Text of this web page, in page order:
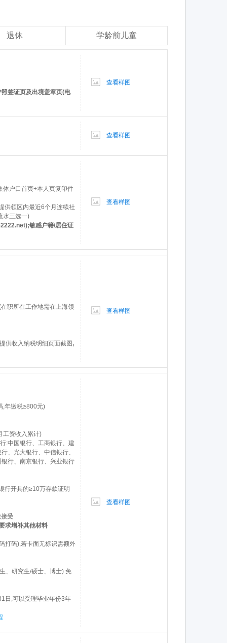
退休 学龄前儿童
签证页及出境盖章页(电
查看样图
查看样图
体户口首页+本人页复印件
供领区内最近6个月连续社
水三选一)
敏感户籍/居住证
查看样图
职所在工作地需在上海领
供收入纳税明细页面截图,
查看样图
,年缴税≥800元)
工资收入累计)
:中国银行、工商银行、建
、光大银行、中信银行、
行、南京银行、兴业银行
行开具的≥10万存款证明
受
求增补其他材料
打码),若卡面无标识需额外
、研究生/硕士、博士) 免
日,可以受理毕业年份3年
查看样图